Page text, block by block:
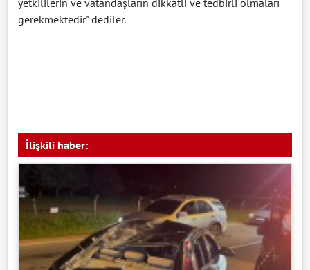
yetkililerin ve vatandaşların dikkatli ve tedbirli olmaları
gerekmektedir" dediler.
İlişkili haber: